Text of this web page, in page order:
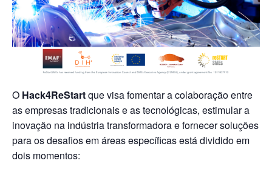
O Hack4ReStartque visa fomentar a colaboração entre
as empresas tradicionais e as tecnológicas, estimular a
inovação na indústria transformadora e fornecer soluções
para os desafios em áreas específicas está dividido em
dois momentos: